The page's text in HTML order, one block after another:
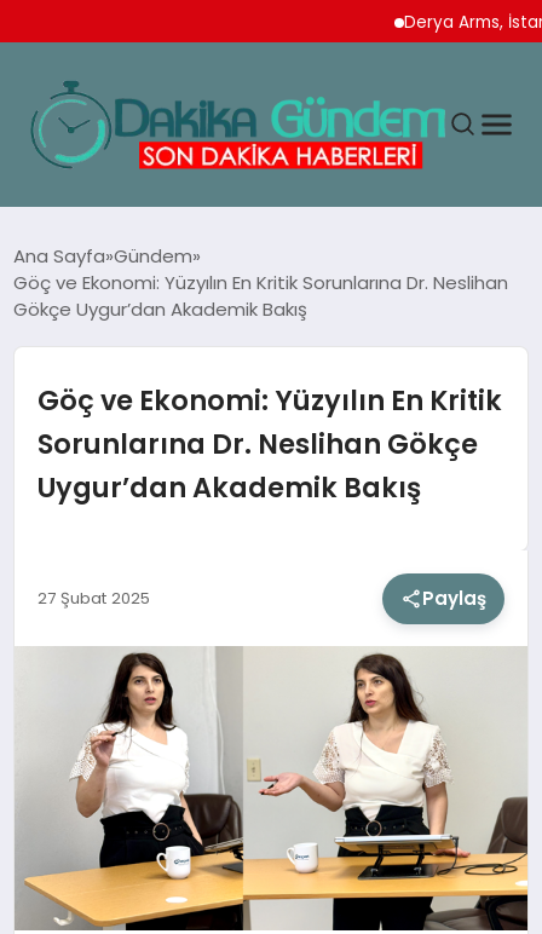
Derya Arms, İstanbul
TEKNOLOJI
SPOR
YAŞAM
SIYASET
Ana Sayfa Gündem
Göç ve Ekonomi: Yüzyılın En Kritik Sorunlarına Dr. Neslihan
Gökçe Uygur’dan Akademik Bakış
Göç ve Ekonomi: Yüzyılın En Kritik
Sorunlarına Dr. Neslihan Gökçe
Uygur’dan Akademik Bakış
27 Şubat 2025 Paylaş